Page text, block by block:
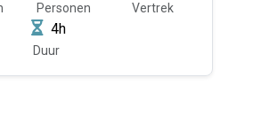
Personen Vertrek
4h
Duur